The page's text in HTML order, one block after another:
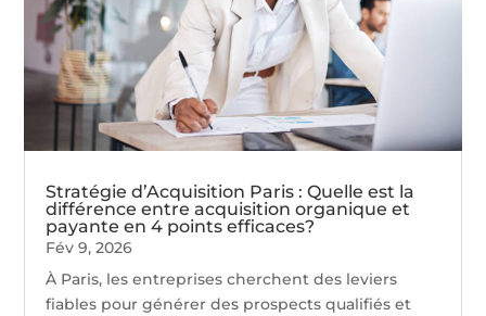
Stratégie d’Acquisition Paris : Quelle est la
différence entre acquisition organique et
payante en 4 points efficaces?
Fév 9, 2026
À Paris, les entreprises cherchent des leviers
fiables pour générer des prospects qualifiés et